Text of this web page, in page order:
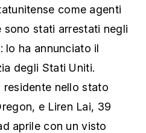
come agenti
stati arrestati negli
lo ha annunciato il
degli Stati Uniti.
residente nello stato
e Liren Lai, 39
aprile con un visto